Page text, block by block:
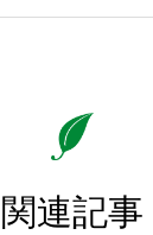
関連記事